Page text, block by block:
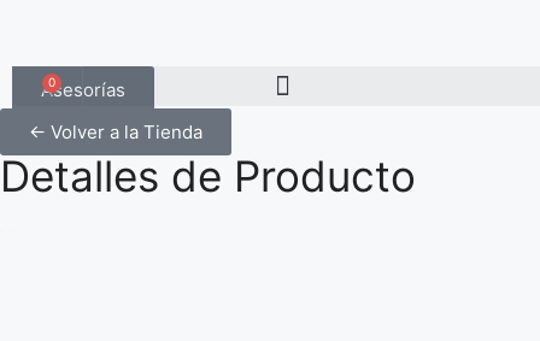
Asesorías
0
← Volver a la Tienda
Detalles de Producto